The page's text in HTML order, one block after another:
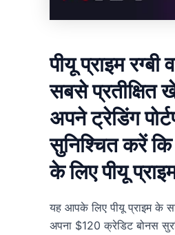
पीयू प्राइम
सबसे
अपने ट्रेडिंग
सुनिश्चित करें
के लिए पीयू
यह आपके लिए पीयू प्राइम के
अपना $120 क्रेडिट बोनस